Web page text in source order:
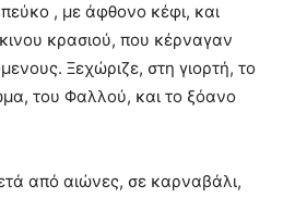
, με άφθονο κέφι, και
κρασιού, που κέρναγαν
Ξεχώριζε, στη γιορτή, το
του Φαλλού, και το ξόανο
από αιώνες, σε καρναβάλι,